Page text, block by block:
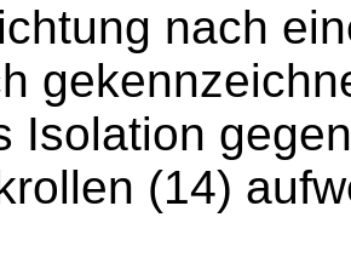
nach
Isolation
(14)